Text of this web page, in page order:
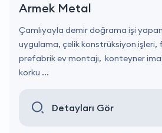
Armek Metal
Çamlıyayla demir doğrama işi
uygulama, çelik konstrüksiyon işleri,
prefabrik ev montajı, konteyner
korku ...
Detayları Gör